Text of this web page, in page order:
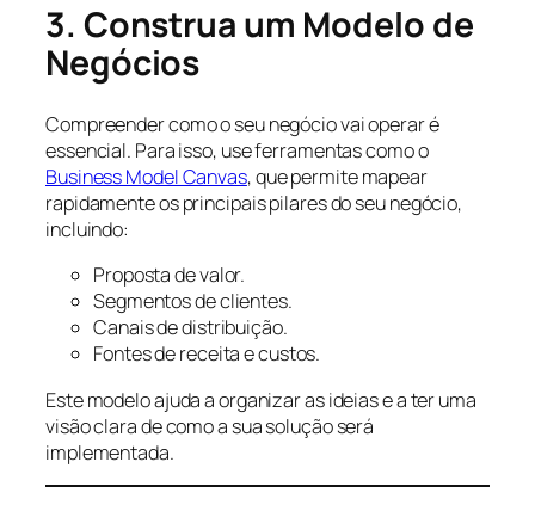
3. Construa um Modelo de
Negócios
Compreender como o seu negócio vai operar é
essencial. Para isso, use ferramentas como o
Business Model Canvas, que permite mapear
rapidamente os principais pilares do seu negócio,
incluindo:
Proposta de valor.
Segmentos de clientes.
Canais de distribuição.
Fontes de receita e custos.
Este modelo ajuda a organizar as ideias e a ter uma
visão clara de como a sua solução será
implementada.